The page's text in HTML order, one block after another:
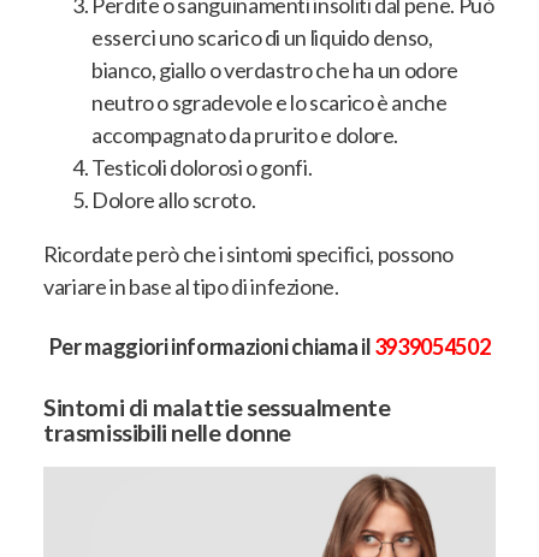
esserci uno scarico di un liquido denso,
bianco, giallo o verdastro che ha un odore
neutro o sgradevole e lo scarico è anche
accompagnato da prurito e dolore.
Testicoli dolorosi o gonfi.
Dolore allo scroto.
Ricordate però che i sintomi specifici, possono
variare in base al tipo di infezione.
Per maggiori informazioni chiama il3939054502
Sintomi di malattie sessualmente
trasmissibili nelle donne